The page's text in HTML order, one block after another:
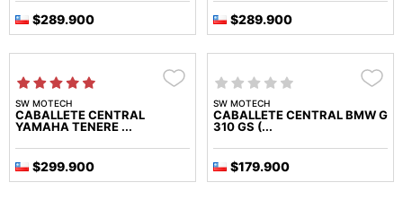
$289.900 $289.900
SW MOTECH
CABALLETE CENTRAL
YAMAHA TENERE ...
$299.900
SW MOTECH
CABALLETE CENTRAL BMW G
310 GS (...
$179.900